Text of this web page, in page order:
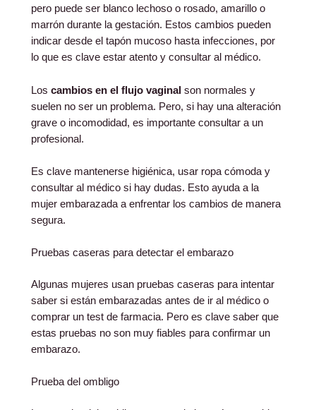
pero puede ser blanco lechoso o rosado, amarillo o
marrón durante la gestación. Estos cambios pueden
indicar desde el tapón mucoso hasta infecciones, por
lo que es clave estar atento y consultar al médico.
Los cambios en el flujo vaginal son normales y
suelen no ser un problema. Pero, si hay una alteración
grave o incomodidad, es importante consultar a un
profesional.
Es clave mantenerse higiénica, usar ropa cómoda y
consultar al médico si hay dudas. Esto ayuda a la
mujer embarazada a enfrentar los cambios de manera
segura.
Pruebas caseras para detectar el embarazo
Algunas mujeres usan pruebas caseras para intentar
saber si están embarazadas antes de ir al médico o
comprar un test de farmacia. Pero es clave saber que
estas pruebas no son muy fiables para confirmar un
embarazo.
Prueba del ombligo